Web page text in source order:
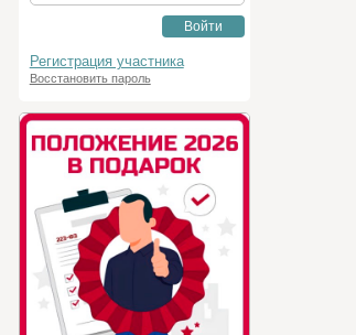
Войти
Регистрация участника
Восстановить пароль